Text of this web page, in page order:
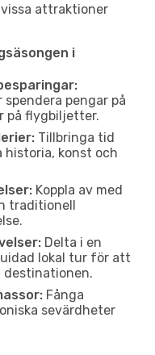
attraktioner
i
pengar på
på flygbiljetter.
Tillbringa tid
historia, konst och
Koppla av med
traditionell
Delta i en
lokal tur för att
destinationen.
Fånga
sevärdheter